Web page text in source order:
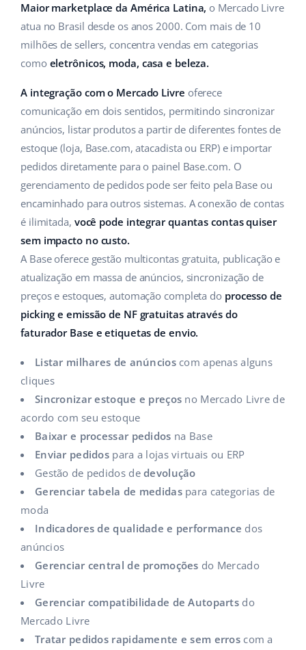
Gestão de Envios
Automação do fluxo de trabalho
Base Connect
IA para ecommerce
Base Analytics
Casa e jardim
Produtos infantis
Peças automotivas
Supermercado
Saúde e beleza
Moda
Ajuda
Academy
Serviços
Auditoria de contas
Outros
Casos de Sucesso
Calculadora de benefícios
Colaboração e parcerias
Parceiros Base
Contato
english (US)
english (GB)
čeština
deutsch
Ελληνικά
español (AR)
español (MX)
Français
Italiano
polski
português (BR)
中文
Maior marketplace da América Latina, o Mercado Livre
atua no Brasil desde os anos 2000. Com mais de 10
milhões de sellers, concentra vendas em categorias
como eletrônicos, moda, casa e beleza.
A integração com o Mercado Livre oferece
comunicação em dois sentidos, permitindo sincronizar
anúncios, listar produtos a partir de diferentes fontes de
estoque (loja, Base.com, atacadista ou ERP) e importar
pedidos diretamente para o painel Base.com. O
gerenciamento de pedidos pode ser feito pela Base ou
encaminhado para outros sistemas. A conexão de contas
é ilimitada, você pode integrar quantas contas quiser
sem impacto no custo.
A Base oferece gestão multicontas gratuita, publicação e
atualização em massa de anúncios, sincronização de
preços e estoques, automação completa do processo de
picking e emissão de NF gratuitas através do
faturador Base e etiquetas de envio.
Listar milhares de anúncioscom apenas alguns
cliques
Sincronizar estoque e preços no Mercado Livre de
acordo com seu estoque
Baixar e processar pedidos na Base
Enviar pedidos para a lojas virtuais ou ERP
Gestão de pedidos dedevolução
Gerenciar tabela de medidaspara categorias de
moda
Indicadores de qualidade e performance dos
anúncios
Gerenciar central de promoções do Mercado
Livre
Gerenciar compatibilidade de Autoparts do
Mercado Livre
Tratar pedidos rapidamente e sem erros com a